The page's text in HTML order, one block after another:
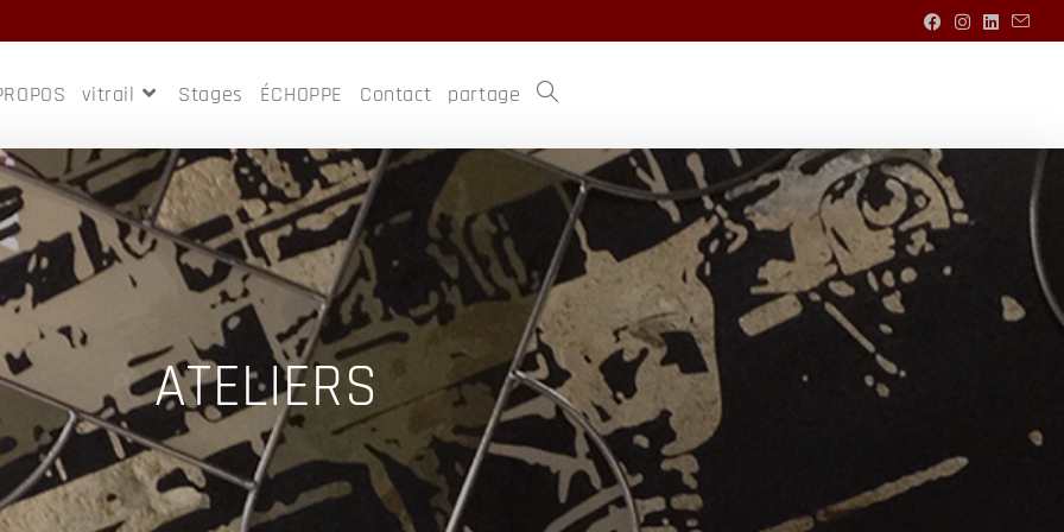
vitrail Stages ÉCHOPPE Contact partage
ATELIERS